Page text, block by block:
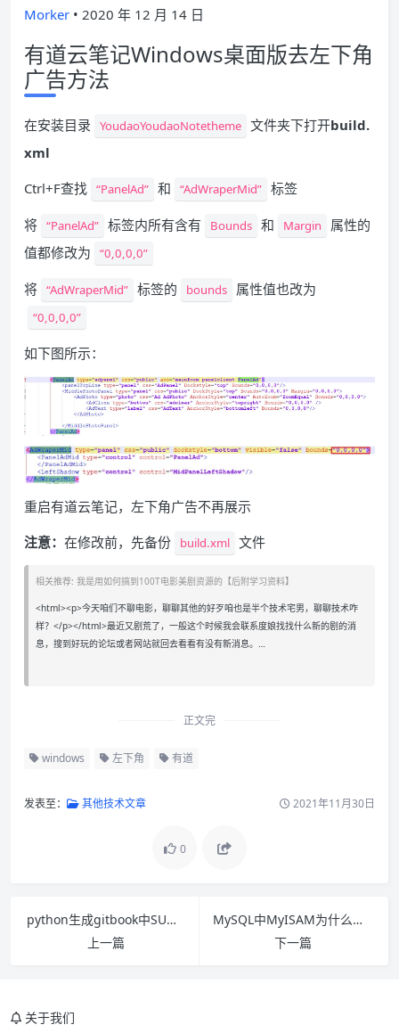
Morker • 2020 年 12 月 14 日
有道云笔记Windows桌面版去左下角
广告方法
在安装目录 YoudaoYoudaoNotetheme 文件夹下打开build.
xml
Ctrl+F查找 “PanelAd” 和 “AdWraperMid” 标签
将 “PanelAd” 标签内所有含有 Bounds 和 Margin
属性的
值都修改为
“0,0,0,0”
将 “AdWraperMid” 标签的 bounds 属性值也改为
“0,0,0,0”
如下图所示：
重启有道云笔记，左下角广告不再展示
注意： 在修改前，先备份 build.xml 文件
相关推荐: 我是用如何搞到100T电影美剧资源的【后附学习资料】
<html><p>今天咱们不聊电影，聊聊其他的好歹咱也是半个技术宅男，聊聊技术咋
样？</p></html>最近又剧荒了，一般这个时候我会联系度娘找找什么新的剧的消
息，搜到好玩的论坛或者网站就回去看看有没有新消息。…
正文完
windows 左下角 有道
发表至： 其他技术文章 2021年11月30日
0
python生成gitbook中SUMMARY.md文件
上一篇
MySQL中MyISAM为什么比InnoDB查询快
下一篇
关于我们